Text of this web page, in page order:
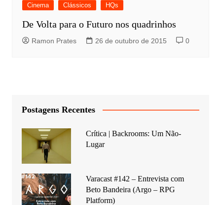
Cinema Clássicos HQs
De Volta para o Futuro nos quadrinhos
Ramon Prates 26 de outubro de 2015 0
Postagens Recentes
Crítica | Backrooms: Um Não-
Lugar
Varacast #142 – Entrevista com
Beto Bandeira (Argo – RPG
Platform)